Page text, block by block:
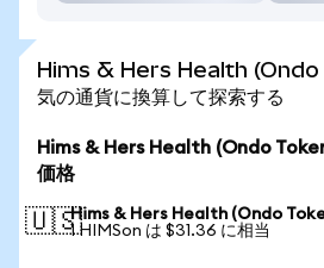
Hims & Hers Health (Ondo
気の通貨に換算して探索する
Hims & Hers Health (Ondo
価格
🇺🇸Hims & Hers Health (Ondo
1 HIMSon は $31.36 に相当